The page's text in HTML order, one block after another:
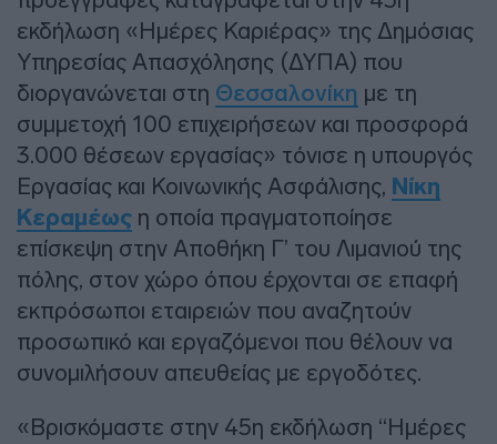
εκδήλωση «Ημέρες Καριέρας» της Δημόσιας
Υπηρεσίας Απασχόλησης (ΔΥΠΑ) που
διοργανώνεται στη Θεσσαλονίκη με τη
συμμετοχή 100 επιχειρήσεων και προσφορά
3.000 θέσεων εργασίας» τόνισε η υπουργός
Εργασίας και Κοινωνικής Ασφάλισης, Νίκη
Κεραμέως η οποία πραγματοποίησε
επίσκεψη στην Αποθήκη Γ’ του Λιμανιού της
πόλης, στον χώρο όπου έρχονται σε επαφή
εκπρόσωποι εταιρειών που αναζητούν
προσωπικό και εργαζόμενοι που θέλουν να
συνομιλήσουν απευθείας με εργοδότες.
«Βρισκόμαστε στην 45η εκδήλωση “Ημέρες